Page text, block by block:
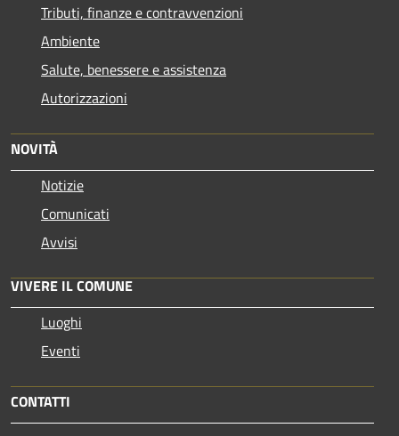
Tributi, finanze e contravvenzioni
Ambiente
Salute, benessere e assistenza
Autorizzazioni
NOVITÀ
Notizie
Comunicati
Avvisi
VIVERE IL COMUNE
Luoghi
Eventi
CONTATTI